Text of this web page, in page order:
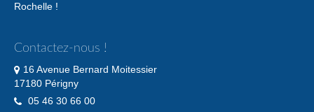
Rochelle !
Contactez-nous !
16 Avenue Bernard Moitessier
17180 Périgny
05 46 30 66 00